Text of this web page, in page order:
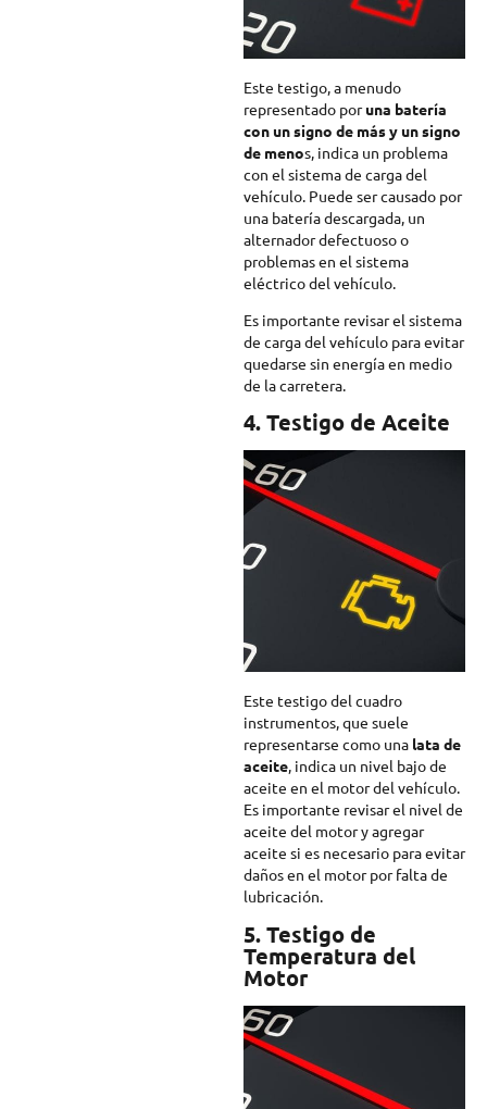
Este testigo, a menudo
representado poruna batería
con un signo de más y un signo
de menos, indica un problema
con el sistema de carga del
vehículo. Puede ser causado por
una batería descargada, un
alternador defectuoso o
problemas en el sistema
eléctrico del vehículo.
Es importante revisar el sistema
de carga del vehículo para evitar
quedarse sin energía en medio
de la carretera.
4. Testigo de Aceite
Este testigo del cuadro
instrumentos, que suele
representarse como una lata de
aceite, indica un nivel bajo de
aceite en el motor del vehículo.
Es importante revisar el nivel de
aceite del motor y agregar
aceite si es necesario para evitar
daños en el motor por falta de
lubricación.
5. Testigo de
Temperatura del
Motor